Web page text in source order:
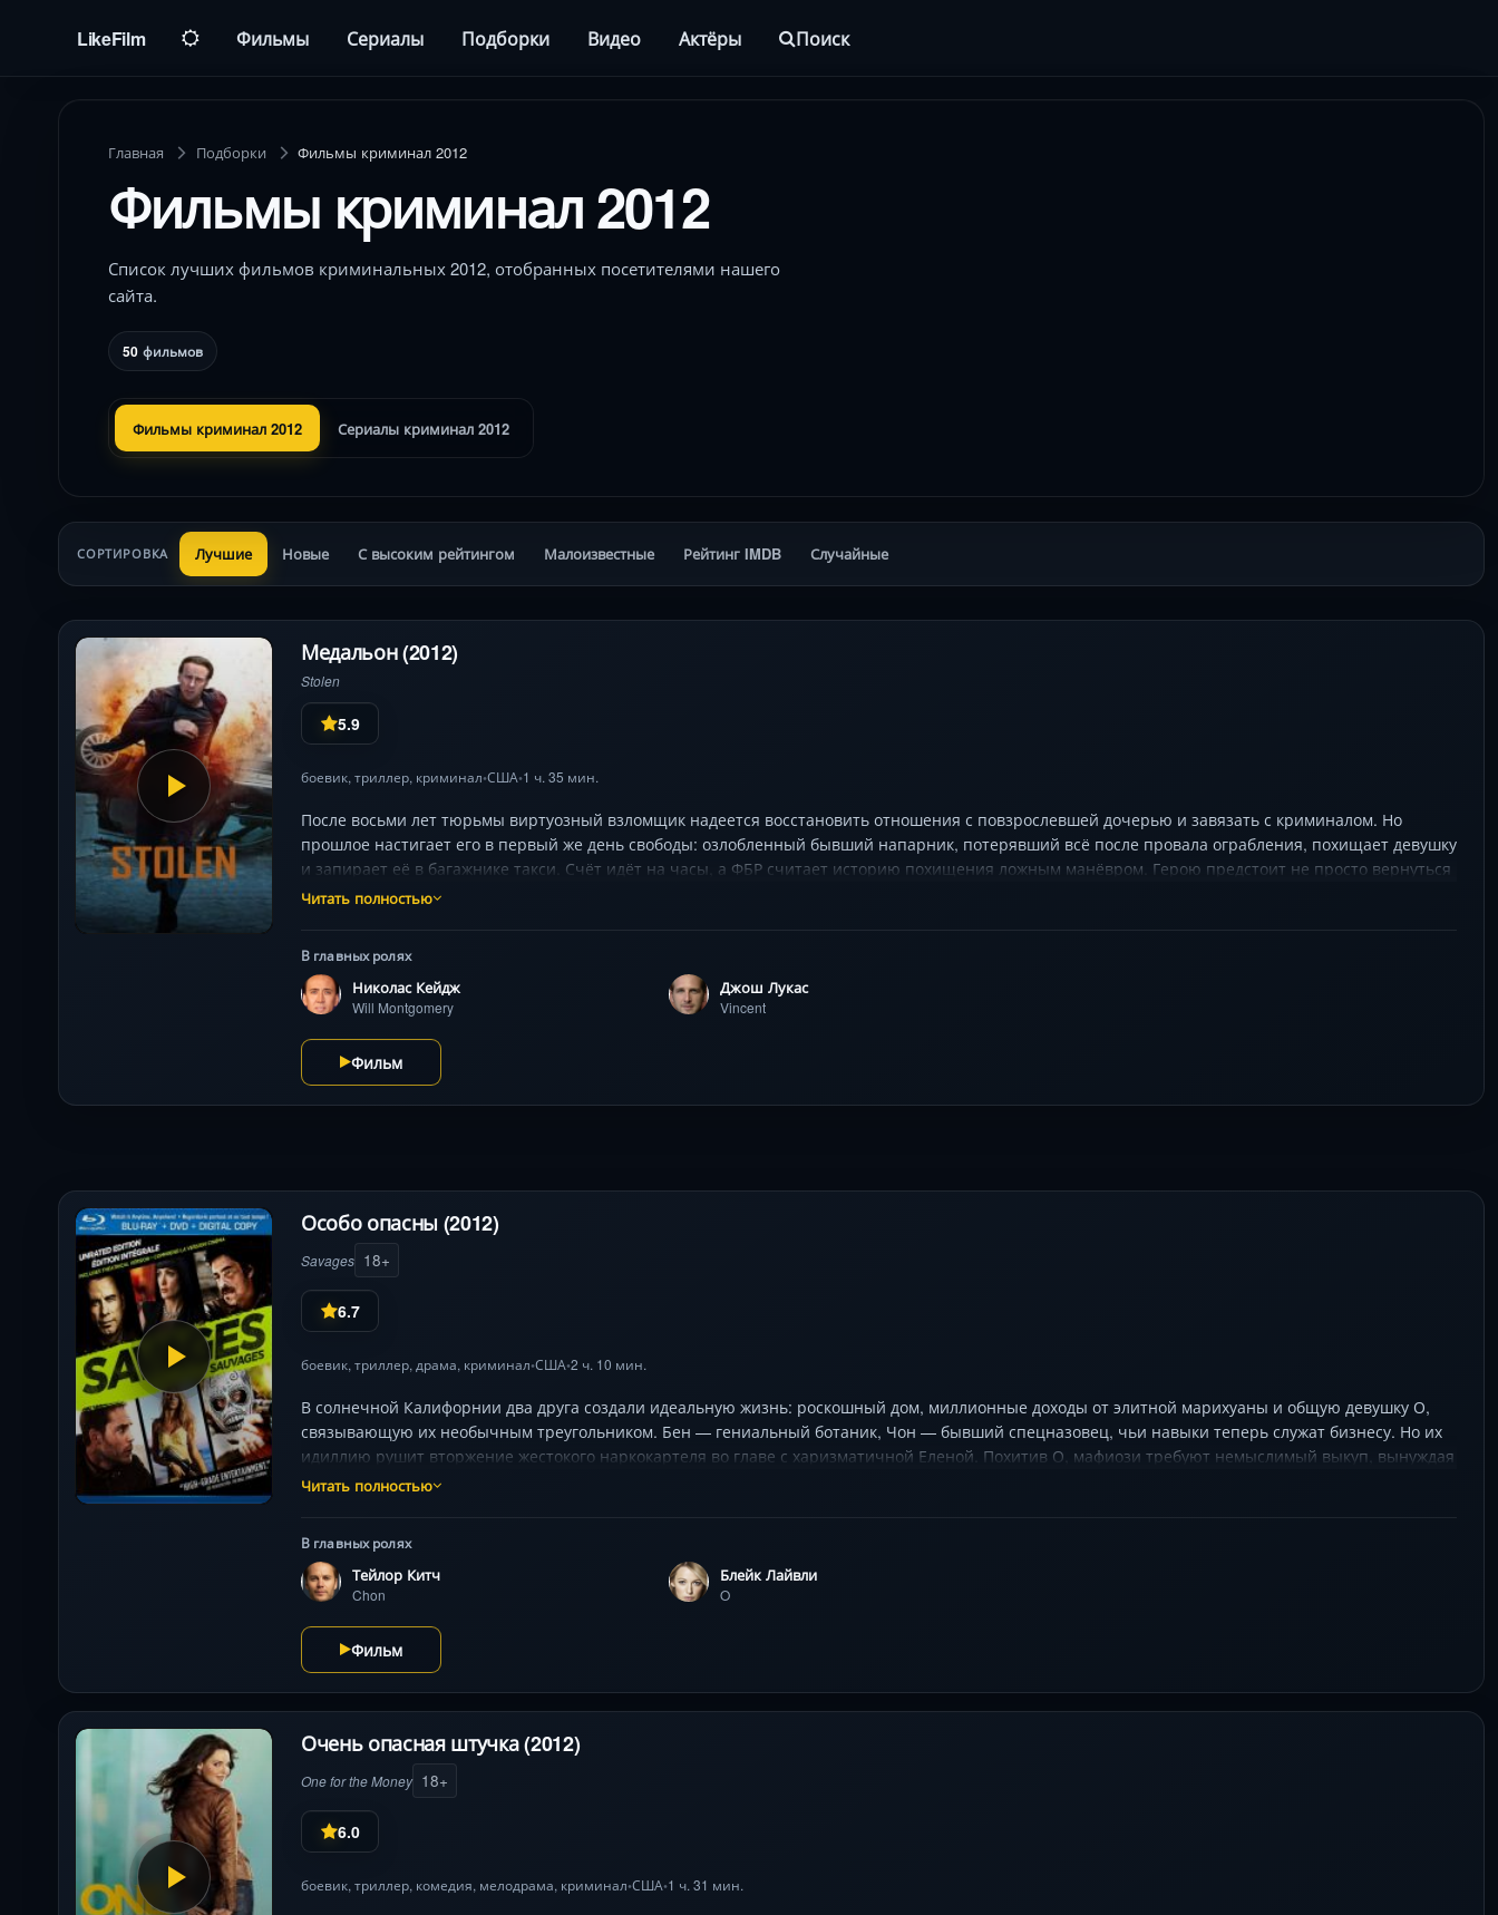
LikeFilm Фильмы Сериалы Подборки Видео Актёры Поиск
Главная Подборки Фильмы криминал 2012
Фильмы криминал 2012
Список лучших фильмов криминальных 2012, отобранных посетителями нашего
сайта.
50 фильмов
Фильмы криминал 2012 Сериалы криминал 2012
СОРТИРОВКА Лучшие Новые С высоким рейтингом Малоизвестные Рейтинг IMDB Случайные
Медальон (2012)
Stolen
5.9
боевик, триллер, криминал•США•1 ч. 35 мин.
После восьми лет тюрьмы виртуозный взломщик надеется восстановить отношения с повзрослевшей дочерью и завязать с криминалом. Но
прошлое настигает его в первый же день свободы: озлобленный бывший напарник, потерявший всё после провала ограбления, похищает девушку
и запирает её в багажнике такси. Счёт идёт на часы, а ФБР считает историю похищения ложным манёвром. Герою предстоит не просто вернуться
на опасную тропу — он должен провести самое дерзкое ограбление в карьере под прицелом камер новоорлеанского карнавала, используя каждый
Читать полностью
В главных ролях
Николас Кейдж
Will Montgomery
Джош Лукас
Vincent
Фильм
Особо опасны (2012)
Savages 18+
6.7
боевик, триллер, драма, криминал•США•2 ч. 10 мин.
В солнечной Калифорнии два друга создали идеальную жизнь: роскошный дом, миллионные доходы от элитной марихуаны и общую девушку О,
связывающую их необычным треугольником. Бен — гениальный ботаник, Чон — бывший спецназовец, чьи навыки теперь служат бизнесу. Но их
идиллию рушит вторжение жестокого наркокартеля во главе с харизматичной Еленой. Похитив О, мафиози требуют немыслимый выкуп, вынуждая
героев вступить в смертельную игру. На кону — не только деньги, но и жизнь близкого человека. С помощью коррумпированного агента ФБР
Читать полностью
В главных ролях
Тейлор Китч
Chon
Блейк Лайвли
O
Фильм
Очень опасная штучка (2012)
One for the Money 18+
6.0
боевик, триллер, комедия, мелодрама, криминал•США•1 ч. 31 мин.